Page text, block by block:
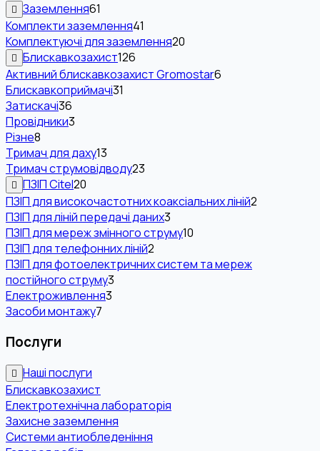
Заземлення61
Комплекти заземлення41
Комплектуючі для заземлення20
Блискавкозахист126
Активний блискавкозахист Gromostar6
Блискавкоприймачі31
Затискачі36
Провідники3
Різне8
Тримач для даху13
Тримач струмовідводу23
ПЗІП Citel20
ПЗІП для високочастотних коаксіальних ліній2
ПЗІП для ліній передачі даних3
ПЗІП для мереж змінного струму10
ПЗІП для телефонних ліній2
ПЗІП для фотоелектричних систем та мереж
постійного струму3
Електроживлення3
Засоби монтажу7
Послуги
Наші послуги
Блискавкозахист
Електротехнічна лабораторія
Захисне заземлення
Системи антиобледеніння